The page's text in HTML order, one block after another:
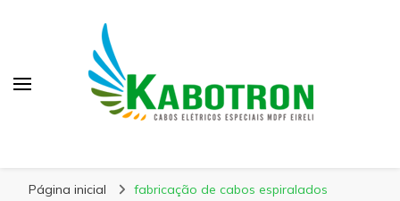
Página inicial fabricação de cabos espiralados